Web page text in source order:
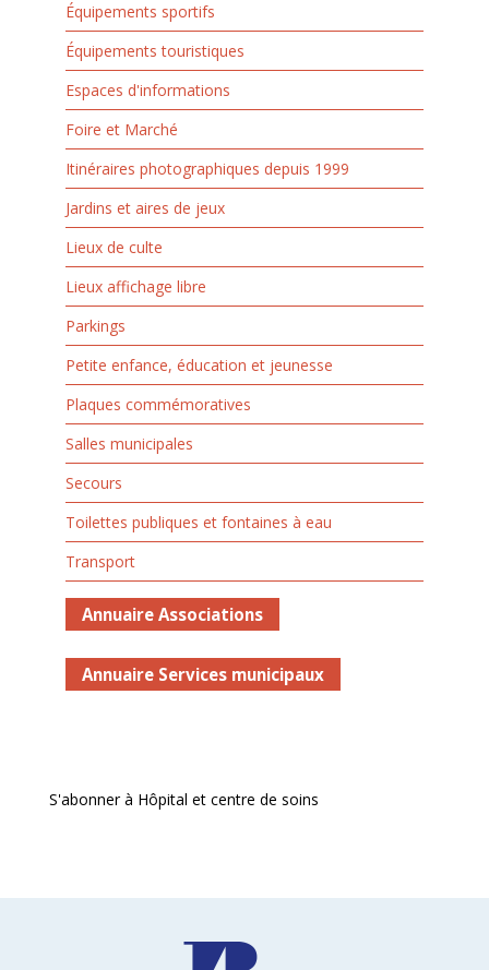
Équipements sportifs
Équipements touristiques
Espaces d'informations
Foire et Marché
Itinéraires photographiques depuis 1999
Jardins et aires de jeux
Lieux de culte
Lieux affichage libre
Parkings
Petite enfance, éducation et jeunesse
Plaques commémoratives
Salles municipales
Secours
Toilettes publiques et fontaines à eau
Transport
Annuaire Associations
Annuaire Services municipaux
S'abonner à Hôpital et centre de soins